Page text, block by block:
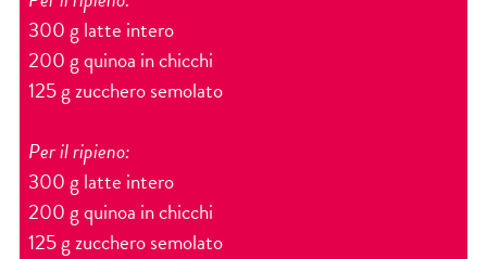
300 g latte intero
200 g quinoa in chicchi
125 g zucchero semolato
Per il ripieno:
300 g latte intero
200 g quinoa in chicchi
125 g zucchero semolato